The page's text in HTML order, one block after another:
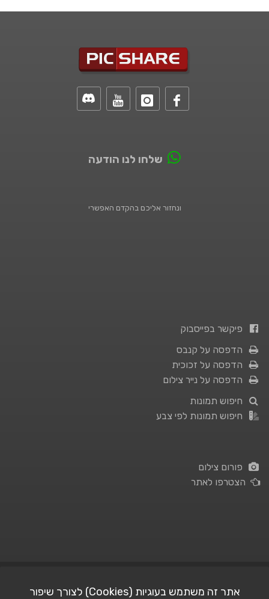
שלחו לנו הודעה
ונחזור אליכם בהקדם האפשרי
פיקשר בפייסבוק
הדפסה על קנבס
הדפסה על זכוכית
הדפסה על נייר צילום
חיפוש תמונות
חיפוש תמונות לפי צבע
פורום צילום
הצטרפו לאתר
אתר זה משתמש בעוגיות (Cookies) לצורך שיפור